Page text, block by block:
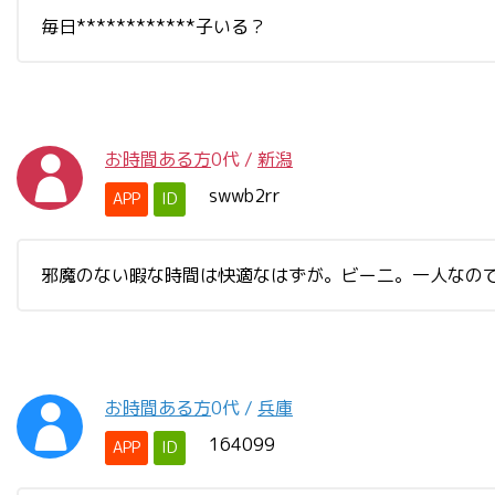
毎日************子いる？
お時間ある方0代 / 新潟
APP ID swwb2rr
邪魔のない暇な時間は快適なはずが。ビー二。一人なの
お時間ある方0代 / 兵庫
APP ID 164099